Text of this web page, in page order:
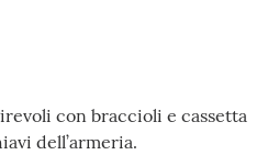
con braccioli e cassetta
dell’armeria.